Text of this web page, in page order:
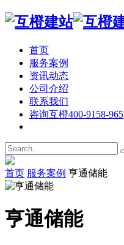
首页
服务案例
资讯动态
公司介绍
联系我们
咨询互橙400-9158-965
首页 服务案例 亨通储能
亨通储能